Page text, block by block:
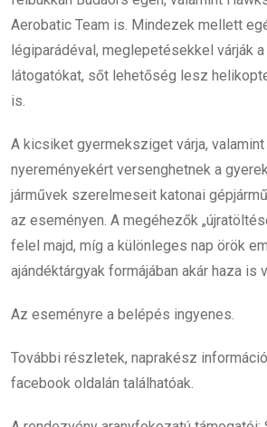
Aerobatic Team is. Mindezek mellett
légiparádéval, meglepetésekkel várják
látogatókat, sőt lehetőség lesz
is.
A kicsiket gyermeksziget várja,
nyereményekért versenghetnek a
járművek szerelmeseit katonai
az eseményen. A megéhezők
felel majd, míg a különleges nap örök
ajándéktárgyak formájában akár haza is
Az eseményre a belépés ingyenes.
További részletek, naprakész
facebook oldalán találhatóak.